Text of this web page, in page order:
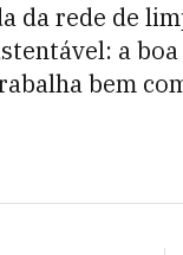
da rede de
a boa
bem